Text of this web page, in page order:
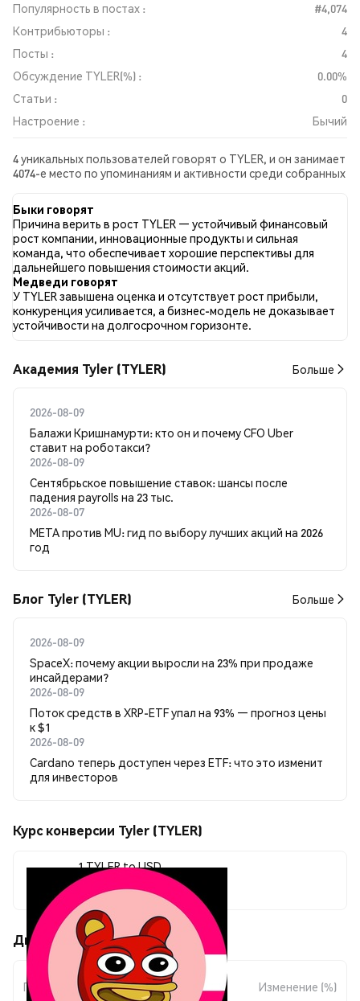
Популярность в постах :
#4,074
Контрибьюторы :
4
Посты :
4
Обсуждение TYLER(%) :
0.00%
Статьи :
0
Настроение :
Бычий
4 уникальных пользователей говорят о TYLER, и он занимает
4074-е место по упоминаниям и активности среди собранных
TYLER во всех социальных сетях было Бычий. Всего было
опубликовано 0 новостных статей о TYLER. В Twitter 60.00%
твитов имели бычий настрой по сравнению с 40.00% твитов с
медвежьим настроем по TYLER. 0.00% твитов были
нейтральными по отношению к TYLER. Эти данные основаны
на 5 твитах.
Быки говорят
Причина верить в рост TYLER — устойчивый финансовый
рост компании, инновационные продукты и сильная
команда, что обеспечивает хорошие перспективы для
дальнейшего повышения стоимости акций.
Медведи говорят
У TYLER завышена оценка и отсутствует рост прибыли,
конкуренция усиливается, а бизнес-модель не доказывает
устойчивости на долгосрочном горизонте.
Академия Tyler (TYLER) Больше
2026-08-09
Балажи Кришнамурти: кто он и почему CFO Uber
ставит на роботакси?
2026-08-09
Сентябрьское повышение ставок: шансы после
падения payrolls на 23 тыс.
2026-08-07
META против MU: гид по выбору лучших акций на 2026
год
Блог Tyler (TYLER) Больше
2026-08-09
SpaceX: почему акции выросли на 23% при продаже
инсайдерами?
2026-08-09
Поток средств в XRP-ETF упал на 93% — прогноз цены
к $1
2026-08-09
Cardano теперь доступен через ETF: что это изменит
для инвесторов
Курс конверсии Tyler (TYLER)
1 TYLER to USD
$0.00000245
Движения цены Tyler (TYLER)
Период
Изменение
суммы
Изменение (%)